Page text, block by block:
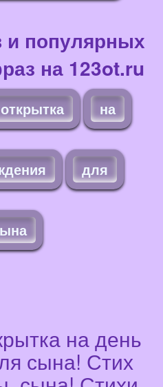
и популярных
на 123ot.ru
открытка на
для
на день
сына! Стих